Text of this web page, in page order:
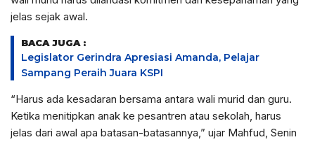
jelas sejak awal.
BACA JUGA :
Legislator Gerindra Apresiasi Amanda, Pelajar
Sampang Peraih Juara KSPI
“Harus ada kesadaran bersama antara wali murid dan guru.
Ketika menitipkan anak ke pesantren atau sekolah, harus
jelas dari awal apa batasan-batasannya,” ujar Mahfud, Senin